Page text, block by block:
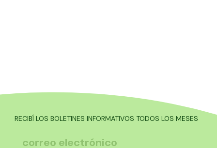
RECIBÍ LOS BOLETINES INFORMATIVOS TODOS LOS MESES